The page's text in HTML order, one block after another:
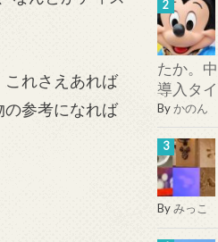
れさえあれば
参考になれば
たか。
導入タ
Byかのん
Byみっこ